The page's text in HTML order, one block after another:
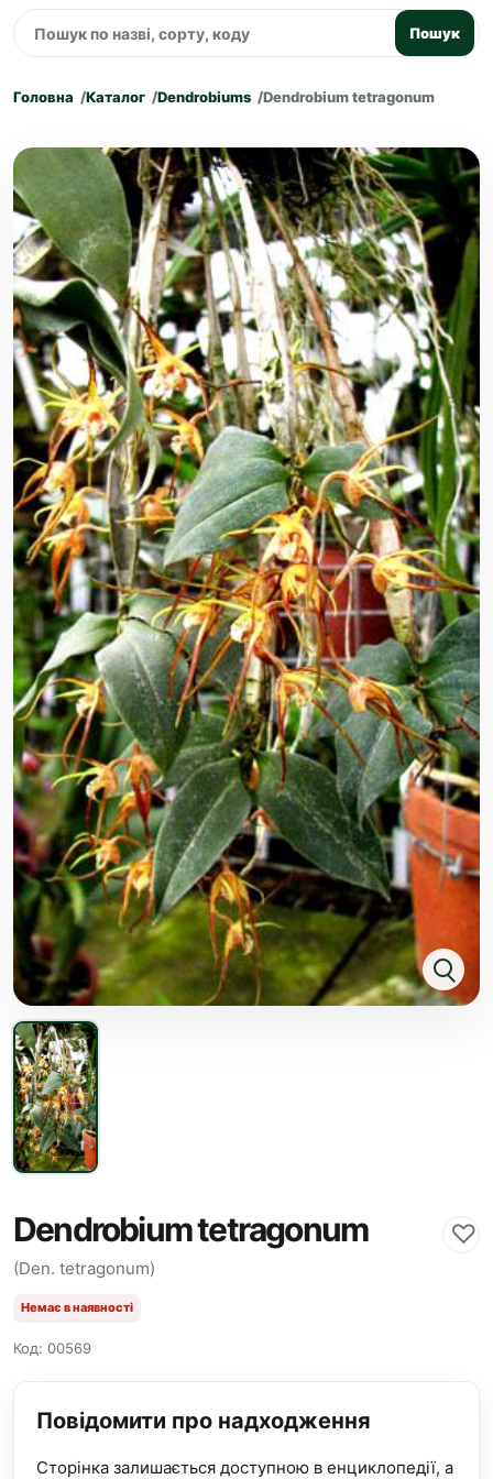
Пошук
Головна Каталог Dendrobiums Dendrobium tetragonum
Dendrobium tetragonum ♡
(Den. tetragonum)
Немає в наявності
Код: 00569
Повідомити про надходження
Сторінка залишається доступною в енциклопедії, а